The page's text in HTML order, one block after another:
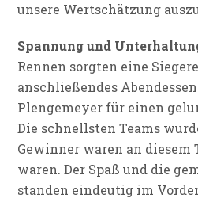
unsere Wertschätzung
Spannung und
Rennen sorgten eine
anschließendes
Plengemeyer für einen
Die schnellsten Teams
Gewinner waren an diesem
waren. Der Spaß und die
standen eindeutig im